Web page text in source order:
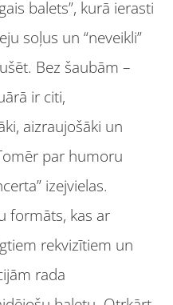
balets”, kurā ierasti
soļus un “neveikli”
Bez šaubām –
ir citi,
aizraujošāki un
par humoru
izejvielas.
formāts, kas ar
rekvizītiem un
rada